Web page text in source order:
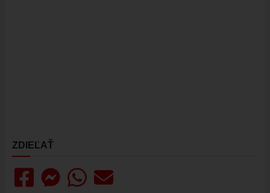
VAJNORSKÉ RYBNÍKY
VAJNORSKÉ JAZERÁ
VAJNORSKÉ VINOHRADY
ZDIEĽAŤ